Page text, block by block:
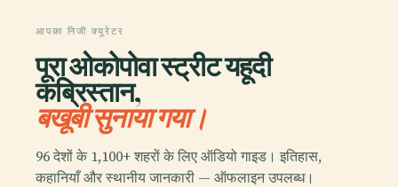
आपका निजी क्यूरेटर
पूरा ओकोपोवा स्ट्रीट यहूदी
कब्रिस्तान,
बखूबी सुनाया गया।
96 देशों के 1,100+ शहरों के लिए ऑडियो गाइड। इतिहास,
कहानियाँ और स्थानीय जानकारी — ऑफलाइन उपलब्ध।